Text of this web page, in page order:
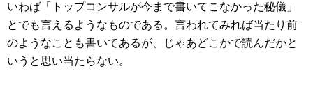
いわば「トップコンサルが今まで書いてこなかった秘儀」
とでも言えるようなものである。言われてみれば当たり前
のようなことも書いてあるが、じゃあどこかで読んだかと
いうと思い当たらない。